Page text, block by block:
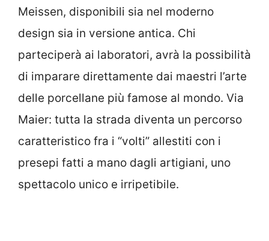
Meissen, disponibili sia nel moderno
design sia in versione antica. Chi
parteciperà ai laboratori, avrà la possibilità
di imparare direttamente dai maestri l’arte
delle porcellane più famose al mondo. Via
Maier: tutta la strada diventa un percorso
caratteristico fra i “volti” allestiti con i
presepi fatti a mano dagli artigiani, uno
spettacolo unico e irripetibile.